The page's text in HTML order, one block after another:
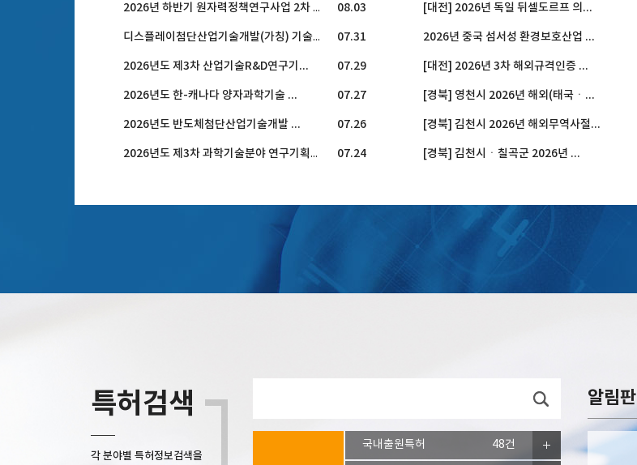
2026년 하반기 원자력정책연구사업 2차 공고 08.03
디스플레이첨단산업기술개발(가칭) 기술수요조사 07.31
2026년도 제3차 산업기술R&D연구기... 07.29
2026년도 한-캐나다 양자과학기술 ... 07.27
2026년도 반도체첨단산업기술개발 ... 07.26
2026년도 제3차 과학기술분야 연구기획과제 공모 07.24
[대전] 2026년 독일 뒤셀도르프 의...
2026년 중국 섬서성 환경보호산업 ...
[대전] 2026년 3차 해외규격인증 ...
[경북] 영천시 2026년 해외(태국ㆍ...
[경북] 김천시 2026년 해외무역사절...
[경북] 김천시ㆍ칠곡군 2026년 ...
특허검색
각 분야별 특허정보검색을
국내출원특허 48건
알림판